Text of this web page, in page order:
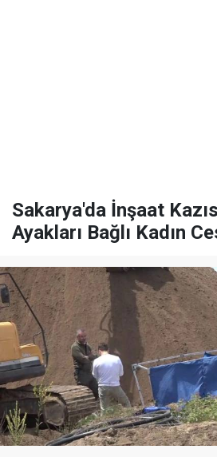
Sakarya'da İnşaat
Ayakları Bağlı Kadın